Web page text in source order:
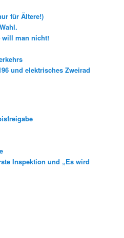
für Ältere!)
will man nicht!
und elektrisches Zweirad
Inspektion und „Es wird